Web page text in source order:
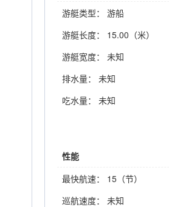
游艇类型： 游船
游艇长度： 15.00（米）
游艇宽度： 未知
排水量： 未知
吃水量： 未知
性能
最快航速： 15（节）
巡航速度： 未知